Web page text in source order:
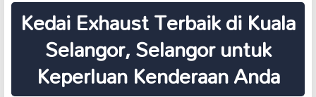
Kedai Exhaust Terbaik di Kuala
Selangor, Selangor untuk
Keperluan Kenderaan Anda